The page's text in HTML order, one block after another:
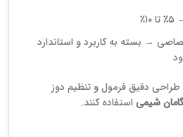
→ بسته به کاربرد و استاندارد
طراحی دقیق فرمول و تنظیم دوز
شیمی استفاده کنند.